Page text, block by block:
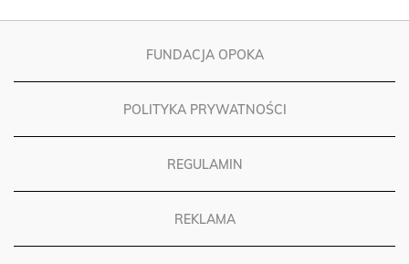
FUNDACJA OPOKA
POLITYKA PRYWATNOŚCI
REGULAMIN
REKLAMA